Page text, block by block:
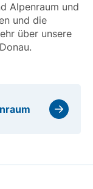
Alpenraum und
und die
über unsere